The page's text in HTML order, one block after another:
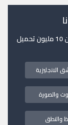
الانجليزية
والصورة